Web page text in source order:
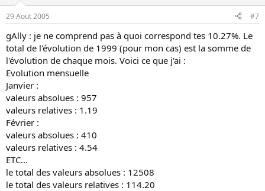
29 Aout 2005 #7
gAlly : je ne comprend pas à quoi correspond tes 10.27%. Le
total de l'évolution de 1999 (pour mon cas) est la somme de
l'évolution de chaque mois. Voici ce que j'ai :
Evolution mensuelle
Janvier :
valeurs absolues : 957
valeurs relatives : 1.19
Février :
valeurs absolues : 410
valeurs relatives : 4.54
ETC...
le total des valeurs absolues : 12508
le total des valeurs relatives : 114.20